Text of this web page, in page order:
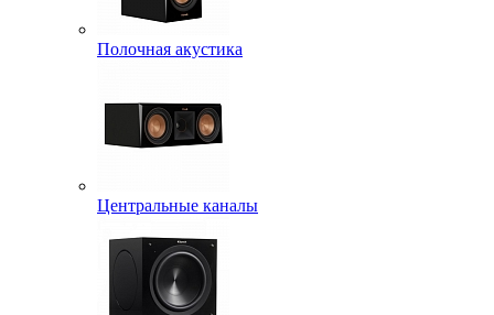
Полочная акустика
Центральные каналы